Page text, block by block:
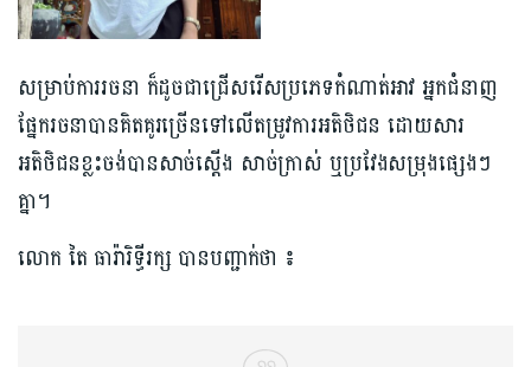
សម្រាប់ការរចនា ក៏ដូចជាជ្រើសរើសប្រភេទកំណាត់អាវ អ្នកជំនាញ
ផ្នែករចនាបានគិតគូរច្រើនទៅលើតម្រូវការអតិថិជន ដោយសារ
អតិថិជនខ្លះចង់បានសាច់ស្ដើង សាច់ក្រាស់ ឬប្រវែងសម្រុងផ្សេងៗ
គ្នា។
លោក តៃ ធារ៉ារិទ្ធីរក្ស បានបញ្ជាក់ថា ៖